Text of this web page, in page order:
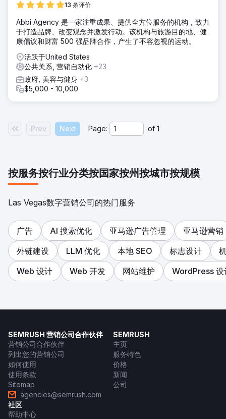
13 条评价
Abbi Agency 是一家注重成果、提供全方位服务的机构，致力
于打造品牌、改变观念并激发行动。该机构与旅游目的地、健
康倡议和财富 500 强品牌合作，产生了不容忽视的运动。
活跃于United States
公共关系, 营销自动化 +23
政府, 美容与健身 +3
$5,000 - 10,000
Prev Next Page: of 1
按服务按行业分类按国家按州按城市按规模
Las Vegas数字营销公司的热门服务
广告 AI 搜索优化 亚马逊广告管理
亚马逊营销
外链建设
LLM 优化 本地 SEO 标志设计
Web 设计
Web 开发 网站维护 WordPress 设
SEMRUSH 营销公司合作伙伴
营销公司合作伙伴
列出您的营销公司
如何使用
使用条款
Sitemap
agencies@semrush.com
SEMRUSH
主页
服务特色
价格
新闻
公司
社区
帮助中心